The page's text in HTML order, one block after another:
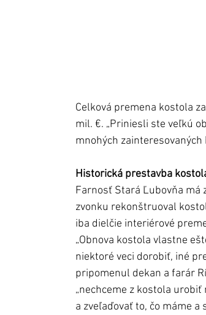
Celková premena kostola
mil. €. „Priniesli ste veľkú
mnohých
Historická prestavba
Farnosť Stará Ľubovňa má
zvonku rekonštruoval
iba dielčie interiérové
„Obnova kostola vlastne
niektoré veci dorobiť, iné
pripomenul dekan a farár
„nechceme z kostola
a zveľaďovať to, čo máme a